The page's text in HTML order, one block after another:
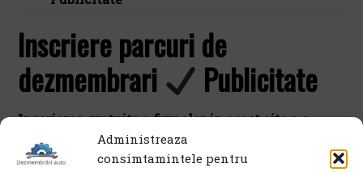
Administreaza
consimtamintele pentru
Inscriere parcuri de
dezmembrari
Publicitate
Inscrierea gratuita a firmelor in acest site s-a
sistat, dar se pot face inscrieri contra cost.